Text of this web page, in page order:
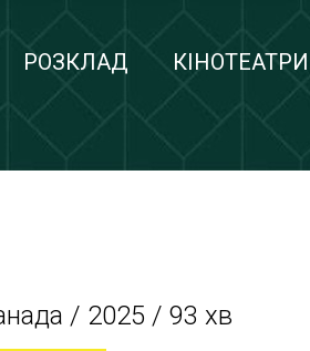
РОЗКЛАД КІНОТЕАТРИ
/ 2025 / 93 хв